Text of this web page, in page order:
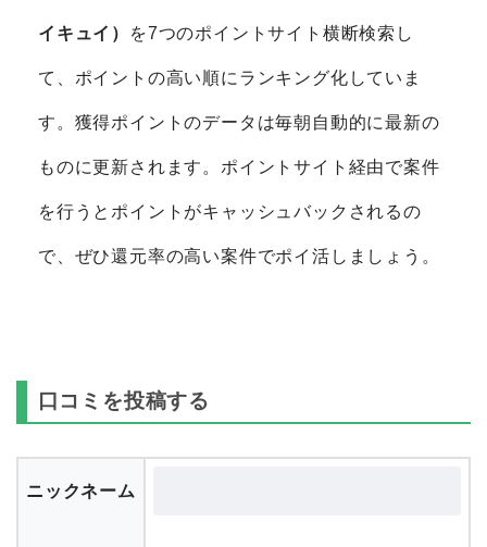
イキュイ） を7つのポイントサイト横断検索し
て、ポイントの高い順にランキング化していま
す。獲得ポイントのデータは毎朝自動的に最新の
ものに更新されます。ポイントサイト経由で案件
を行うとポイントがキャッシュバックされるの
で、ぜひ還元率の高い案件でポイ活しましょう。
口コミを投稿する
ニックネーム